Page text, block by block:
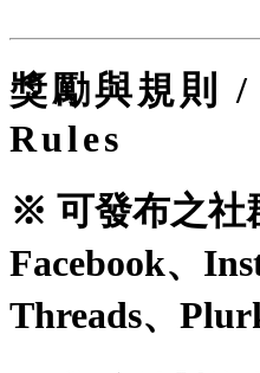
獎勵與規則
Rules
※ 可發布之社
Facebook、
Threads、